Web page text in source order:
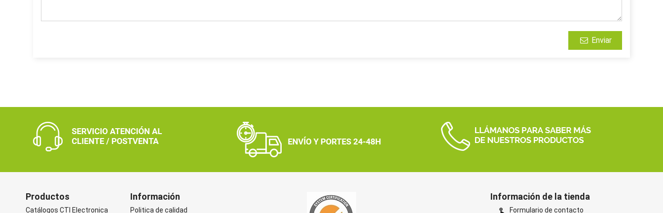
Enviar
Productos
Catálogos CTI Electronica
Información
Politica de calidad
Información de la tienda
touch_app Formulario de contacto